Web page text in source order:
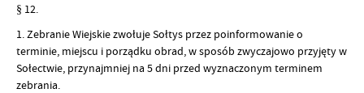
§ 12.
1. Zebranie Wiejskie zwołuje Sołtys przez poinformowanie o
terminie, miejscu i porządku obrad, w sposób zwyczajowo przyjęty w
Sołectwie, przynajmniej na 5 dni przed wyznaczonym terminem
zebrania.